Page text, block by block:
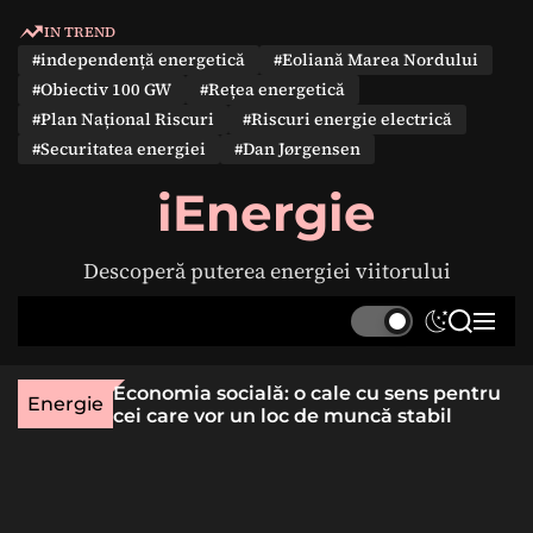
IN TREND
#independență energetică
#Eoliană Marea Nordului
#Obiectiv 100 GW
#Rețea energetică
#Plan Național Riscuri
#Riscuri energie electrică
#Securitatea energiei
#Dan Jørgensen
iEnergie
Descoperă puterea energiei viitorului
S
t
c
S
r
M
u
Energie
rară
Economia socială: o cale cu sens pentru
cei care vor un loc de muncă stabil